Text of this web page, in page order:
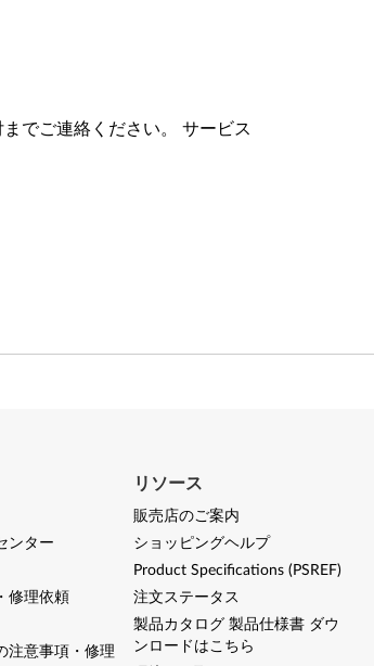
でご連絡ください。 サービス
ンター
修理依頼
注意事項・修理
リソース
販売店のご案内
ショッピングヘルプ
Product Specifications (PSREF)
注文ステータス
製品カタログ 製品仕様書 ダウ
ンロードはこちら